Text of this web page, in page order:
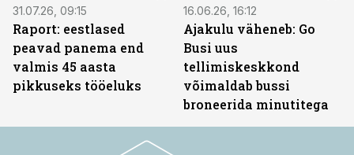
31.07.26, 09:15
Raport: eestlased
peavad panema end
valmis 45 aasta
pikkuseks tööeluks
16.06.26, 16:12
Ajakulu väheneb: Go
Busi uus
tellimiskeskkond
võimaldab bussi
broneerida minutitega